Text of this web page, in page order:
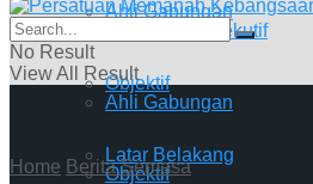
Ahli Gabungan
Objektif
Latar Belakang
Lembaga Eksekutif
Ahli Gabungan
Objektif
No Result
View All Result
Home Berita Semasa